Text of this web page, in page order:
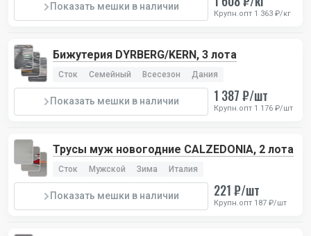
Показать мешки в наличии
Крупн.опт 1 363 ₽/кг
Бижутерия DYRBERG/KERN, 3 лота
Сток Семейный Всесезон Дания
Показать мешки в наличии 1 387 ₽/шт
Крупн.опт 1 176 ₽/шт
Трусы муж новогодние CALZEDONIA, 2 лота
Сток Мужской Зима Италия
Показать мешки в наличии 221 ₽/шт
Крупн.опт 187 ₽/шт